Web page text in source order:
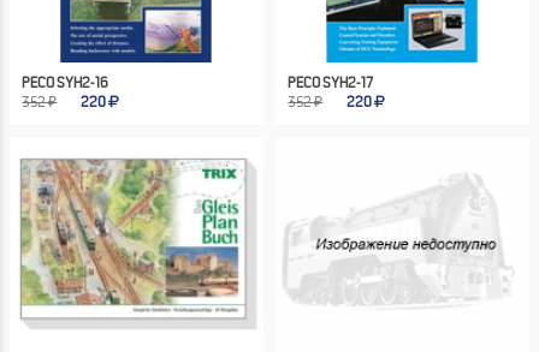
PECO SYH2-16
352 ₽
220
PECO SYH2-17
352 ₽
220